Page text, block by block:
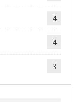
4
4
3